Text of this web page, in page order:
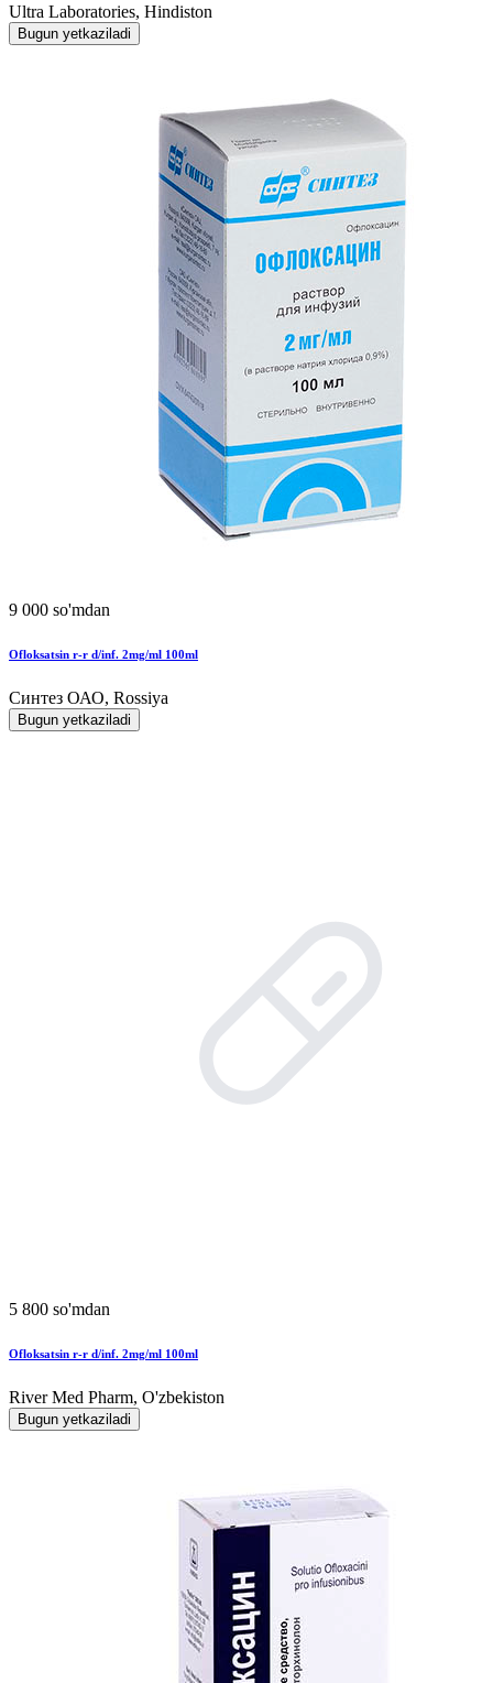
Ultra Laboratories, Hindiston
Bugun yetkaziladi
9 000 so'mdan
Ofloksatsin r-r d/inf. 2mg/ml 100ml
Синтез ОАО, Rossiya
Bugun yetkaziladi
5 800 so'mdan
Ofloksatsin r-r d/inf. 2mg/ml 100ml
River Med Pharm, O'zbekiston
Bugun yetkaziladi